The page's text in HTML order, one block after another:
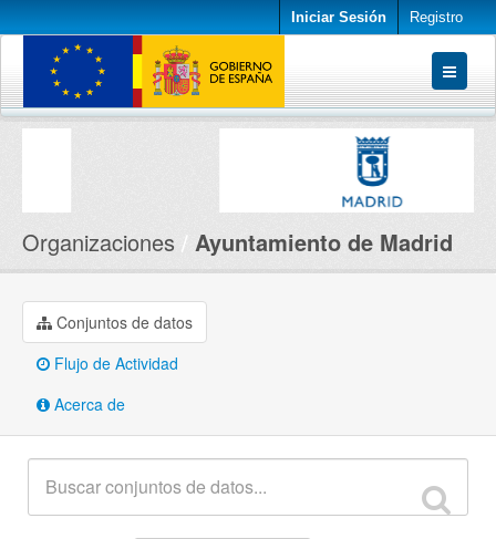
Iniciar Sesión Registro
Conjuntos de datos
Organizaciones Ayuntamiento de Madrid
Conjuntos de datos
Flujo de Actividad
Acerca de